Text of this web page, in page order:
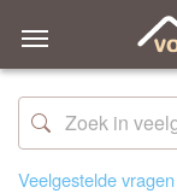
Veelgestelde vragen